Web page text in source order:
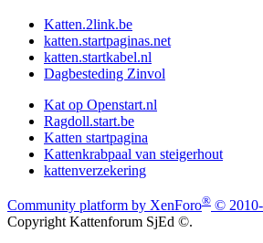
Katten.2link.be
katten.startpaginas.net
katten.startkabel.nl
Dagbesteding Zinvol
Kat op Openstart.nl
Ragdoll.start.be
Katten startpagina
Kattenkrabpaal van steigerhout
kattenverzekering
Community platform by XenForo® ©
Copyright Kattenforum SjEd ©.